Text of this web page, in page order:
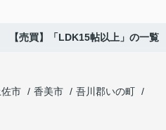
【売買】「LDK15帖以上」の一覧
市 香美市
吾川郡いの町